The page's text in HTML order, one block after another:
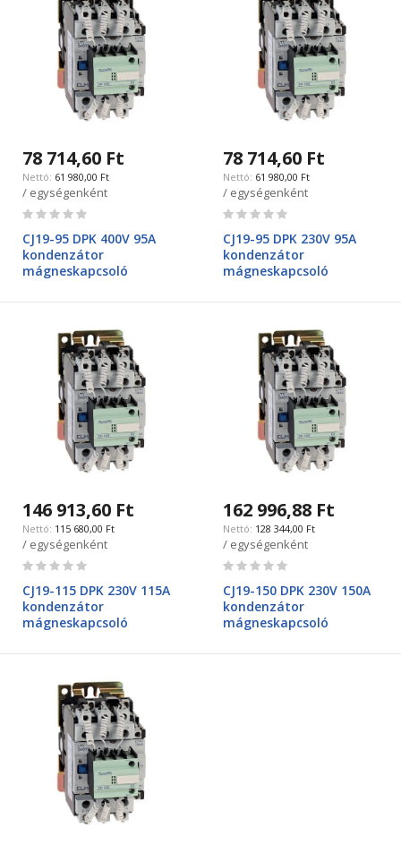
78 714,60 Ft
61 980,00 Ft
/ egységenként
Rating:
CJ19-95 DPK 400V 95A
kondenzátor
mágneskapcsoló
78 714,60 Ft
61 980,00 Ft
/ egységenként
Rating:
CJ19-95 DPK 230V 95A
kondenzátor
mágneskapcsoló
146 913,60 Ft
115 680,00 Ft
/ egységenként
Rating:
CJ19-115 DPK 230V 115A
kondenzátor
mágneskapcsoló
162 996,88 Ft
128 344,00 Ft
/ egységenként
Rating:
CJ19-150 DPK 230V 150A
kondenzátor
mágneskapcsoló